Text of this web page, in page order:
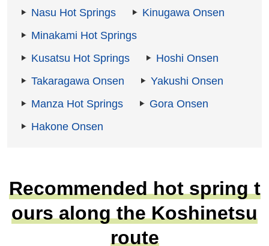
Nasu Hot Springs
Kinugawa Onsen
Minakami Hot Springs
Kusatsu Hot Springs
Hoshi Onsen
Takaragawa Onsen
Yakushi Onsen
Manza Hot Springs
Gora Onsen
Hakone Onsen
Recommended hot spring t
ours along the Koshinetsu
route